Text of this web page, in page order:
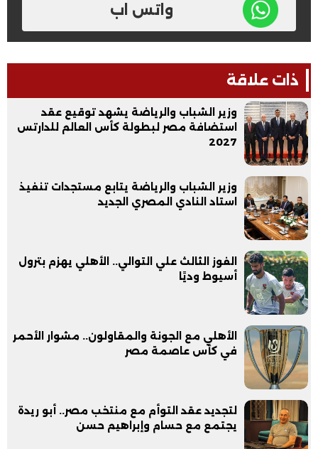
واتس اب
ذات علاقة
وزير الشباب والرياضة يشهد توقيع عقد
استضافة مصر لبطولة كأس العالم للدارتس
2027
وزير الشباب والرياضة يتابع مستجدات تنفيذ
استاد النادي المصري الجديد
الفوز الثالث علي التوالي.. الأهلي يهزم بترول
أسيوط وديًا
الأهلي مع الجونة والمقاولون.. مشوار الأحمر
في كأس عاصمة مصر
لتجديد عقد التوأم مع منتخب مصر.. أبو ريدة
يجتمع مع حسام وإبراهيم حسن